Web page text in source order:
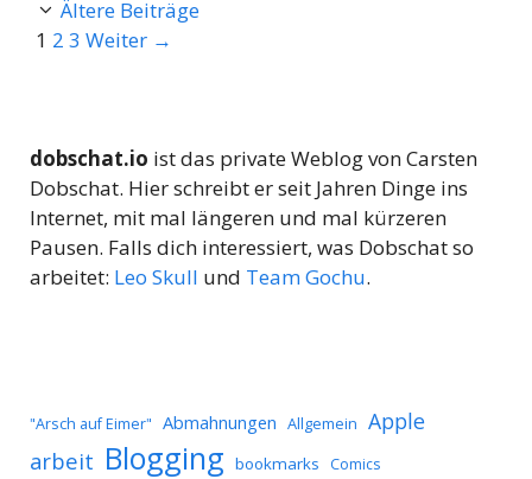
Ältere Beiträge
Seite
1 Seite
2 Seite
3 Weiter →
dobschat.io ist das private Weblog von Carsten
Dobschat. Hier schreibt er seit Jahren Dinge ins
Internet, mit mal längeren und mal kürzeren
Pausen. Falls dich interessiert, was Dobschat so
arbeitet: Leo Skull und Team Gochu.
"Arsch auf Eimer" Abmahnungen Allgemein Apple
arbeit Blogging bookmarks Comics